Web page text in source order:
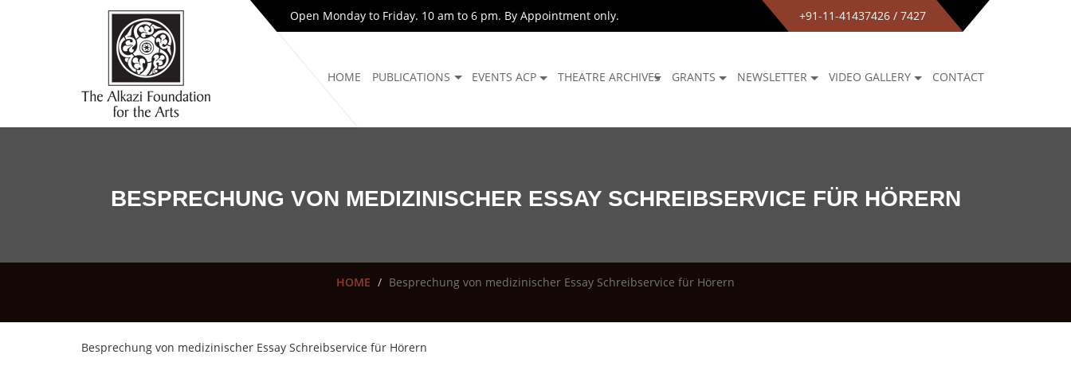
Open Monday to Friday. 10 am to 6 pm. By Appointment only. +91-11-41437426 / 7427
HOME PUBLICATIONS EVENTS ACP THEATRE ARCHIVES GRANTS NEWSLETTER VIDEO GALLERY CONTACT
BESPRECHUNG VON MEDIZINISCHER ESSAY SCHREIBSERVICE FÜR HÖRERN
HOME Besprechung von medizinischer Essay Schreibservice für Hörern
Besprechung von medizinischer Essay Schreibservice für Hörern